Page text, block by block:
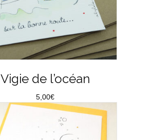
Vigie de l’océan
5,00€